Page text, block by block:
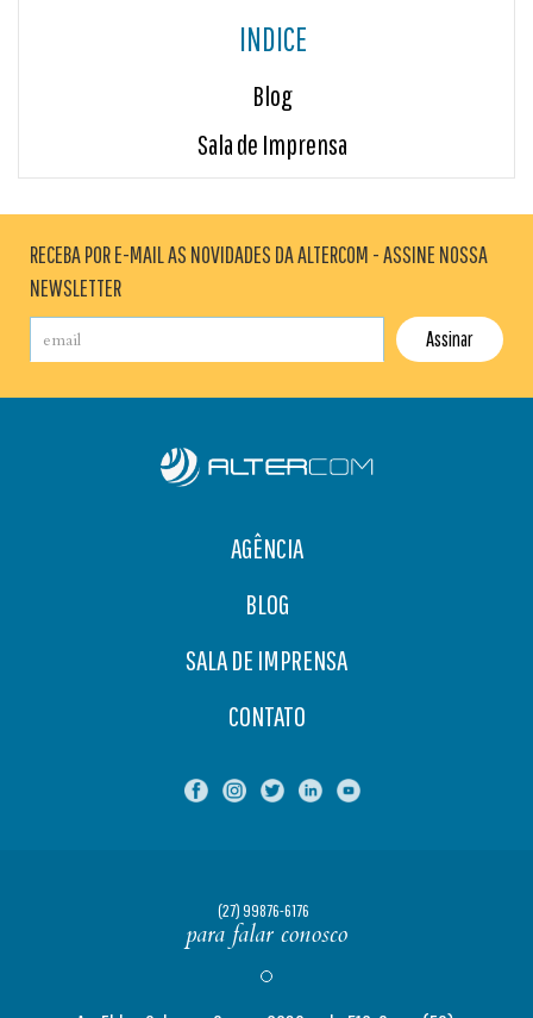
INDICE
Blog
Sala de Imprensa
RECEBA POR E-MAIL AS NOVIDADES DA ALTERCOM - ASSINE NOSSA
NEWSLETTER
AGÊNCIA
BLOG
SALA DE IMPRENSA
CONTATO
(27) 99876-6176
para falar conosco